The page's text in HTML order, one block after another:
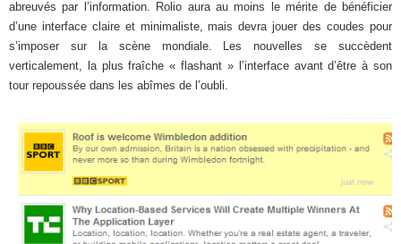
abreuvés par l’information. Rolio aura au moins le mérite de bénéficier
d’une interface claire et minimaliste, mais devra jouer des coudes pour
s’imposer sur la scène mondiale. Les nouvelles se succèdent
verticalement, la plus fraîche « flashant » l’interface avant d’être à son
tour repoussée dans les abîmes de l’oubli.